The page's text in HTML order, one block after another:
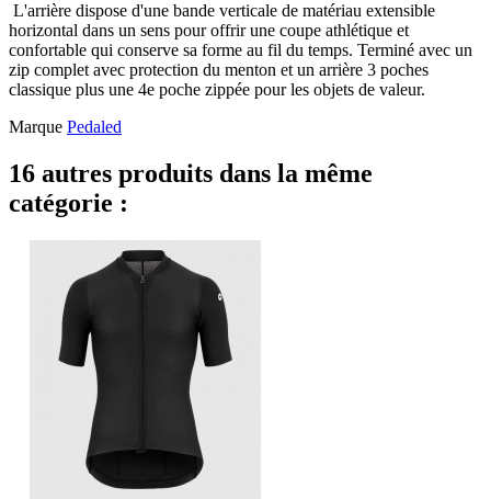
L'arrière dispose d'une bande verticale de matériau extensible
horizontal dans un sens pour offrir une coupe athlétique et
confortable qui conserve sa forme au fil du temps. Terminé avec un
zip complet avec protection du menton et un arrière 3 poches
classique plus une 4e poche zippée pour les objets de valeur.
Marque Pedaled
16 autres produits dans la même
catégorie :